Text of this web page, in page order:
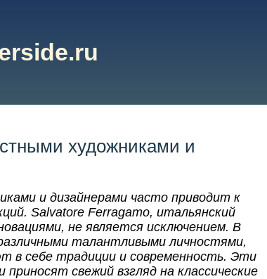
художниками и
и дизайнерами часто приводит к
Salvatore Ferragamo, итальянский
не является исключением. В
талантливыми личностями,
в себе традиции и современность. Эти
свежий взгляд на классические